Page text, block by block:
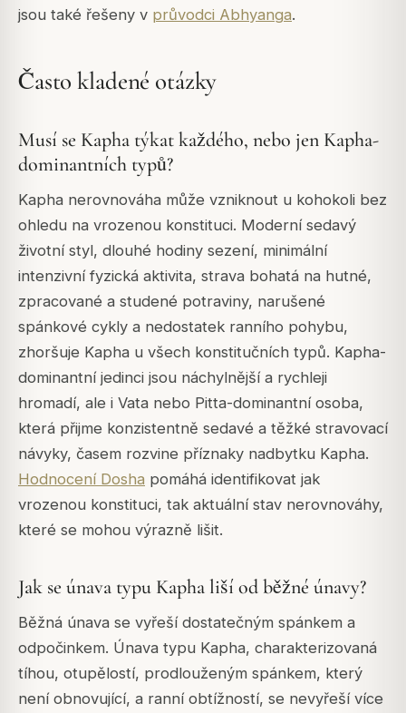
jsou také řešeny v průvodci Abhyanga.
Často kladené otázky
Musí se Kapha týkat každého, nebo jen Kapha-
dominantních typů?
Kapha nerovnováha může vzniknout u kohokoli bez
ohledu na vrozenou konstituci. Moderní sedavý
životní styl, dlouhé hodiny sezení, minimální
intenzivní fyzická aktivita, strava bohatá na hutné,
zpracované a studené potraviny, narušené
spánkové cykly a nedostatek ranního pohybu,
zhoršuje Kapha u všech konstitučních typů. Kapha-
dominantní jedinci jsou náchylnější a rychleji
hromadí, ale i Vata nebo Pitta-dominantní osoba,
která přijme konzistentně sedavé a těžké stravovací
návyky, časem rozvine příznaky nadbytku Kapha.
Hodnocení Dosha pomáhá identifikovat jak
vrozenou konstituci, tak aktuální stav nerovnováhy,
které se mohou výrazně lišit.
Jak se únava typu Kapha liší od běžné únavy?
Běžná únava se vyřeší dostatečným spánkem a
odpočinkem. Únava typu Kapha, charakterizovaná
tíhou, otupělostí, prodlouženým spánkem, který
není obnovující, a ranní obtížností, se nevyřeší více